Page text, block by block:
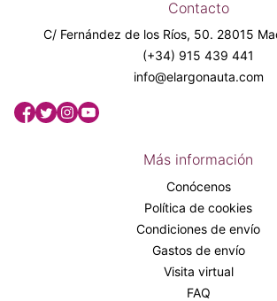
Contacto
C/ Fernández de los Ríos, 50. 28015
(+34) 915 439 441
info@elargonauta.com
Más información
Conócenos
Política de cookies
Condiciones de envío
Gastos de envío
Visita virtual
FAQ